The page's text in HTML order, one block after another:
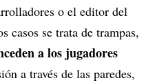
o el editor del
casos se trata de trampas,
a los jugadores
a través de las paredes,